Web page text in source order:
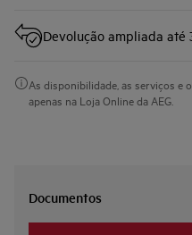
Devolução ampliada até
As disponibilidade, as serviços e
apenas na Loja Online da AEG.
Documentos